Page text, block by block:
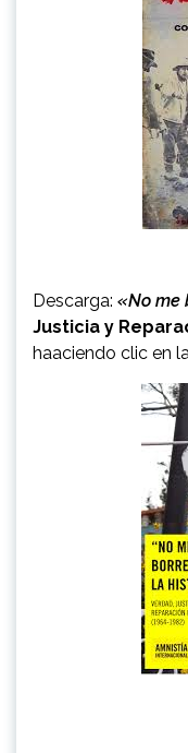
Descarga: «No me
Justicia y
haaciendo clic en